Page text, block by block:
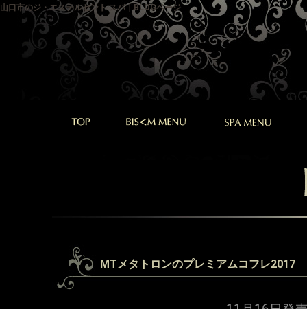
山口市のジ・エステルセント スパ｜BLOGページ
MTメタトロンのプレミアムコフレ2017